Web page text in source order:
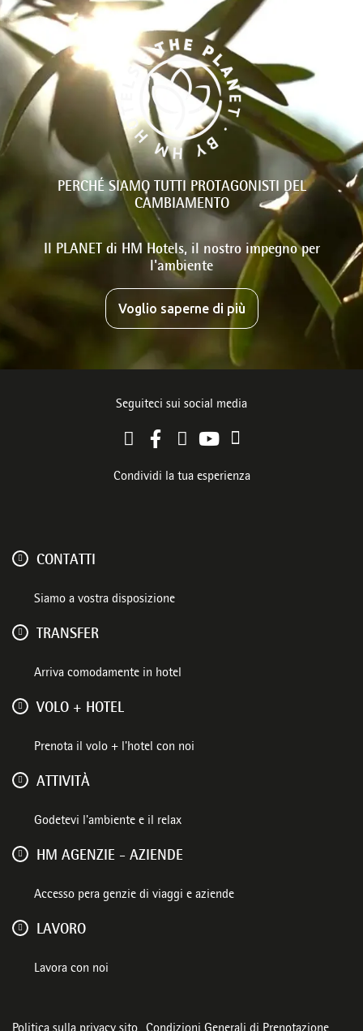
PERCHÉ SIAMO TUTTI PROTAGONISTI DEL
CAMBIAMENTO
Il PLANET di HM Hotels, il nostro impegno per
l'ambiente
Voglio saperne di più
Seguiteci sui social media
Condividi la tua esperienza
CONTATTI
Siamo a vostra disposizione
TRANSFER
Arriva comodamente in hotel
VOLO + HOTEL
Prenota il volo + l'hotel con noi
ATTIVITÀ
Godetevi l'ambiente e il relax
HM AGENZIE - AZIENDE
Accesso pera genzie di viaggi e aziende
LAVORO
Lavora con noi